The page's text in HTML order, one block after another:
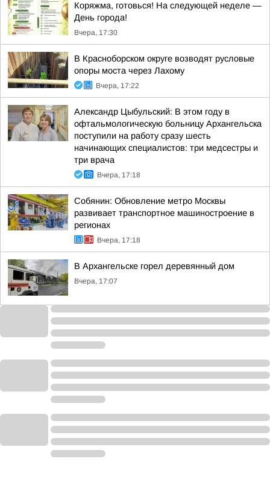
Коряжма, готовься! На следующей неделе —
День города!
Вчера, 17:30
В Красноборском округе возводят русловые
опоры моста через Лахому
Вчера, 17:22
Александр Цыбульский: В этом году в
офтальмологическую больницу Архангельска
поступили на работу сразу шесть
начинающих специалистов: три медсестры и
три врача
Вчера, 17:18
Собянин: Обновление метро Москвы
развивает транспортное машиностроение в
регионах
Вчера, 17:18
В Архангельске горел деревянный дом
Вчера, 17:07